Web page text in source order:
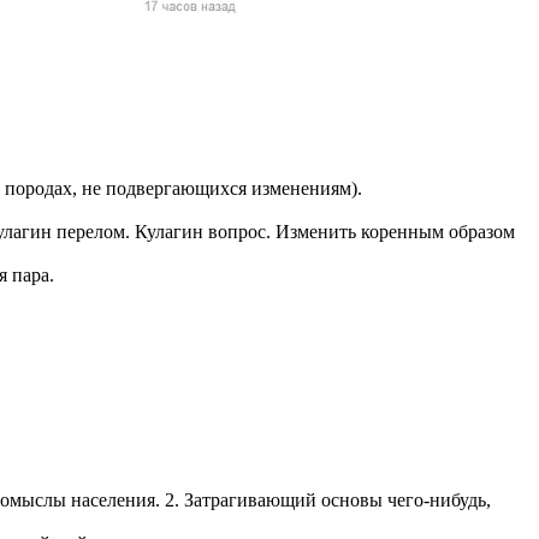
женщин и
страны),не подвергающихся изменениям).
перелом. Кулагин вопрос. Изменить коренным образом
пара.
населения. 2. Затрагивающий основы чего-нибудь,